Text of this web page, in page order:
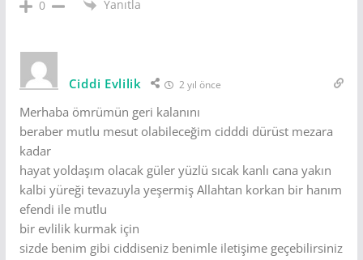
0 Yanıtla
Ciddi Evlilik 2 yıl önce
Merhaba ömrümün geri kalanını
beraber mutlu mesut olabileceğim cidddi dürüst mezara
kadar
hayat yoldaşım olacak güler yüzlü sıcak kanlı cana yakın
kalbi yüreği tevazuyla yeşermiş Allahtan korkan bir hanım
efendi ile mutlu
bir evlilik kurmak için
sizde benim gibi ciddiseniz benimle iletişime geçebilirsiniz